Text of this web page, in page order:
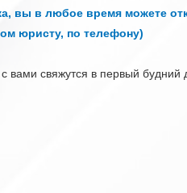
вы в любое время можете
юристу, по телефону)
вами свяжутся в первый будний